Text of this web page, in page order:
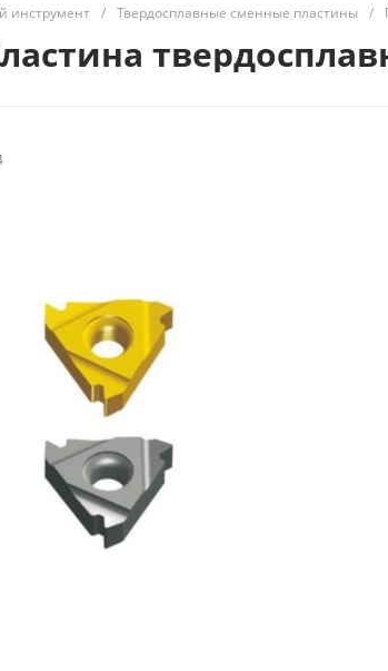
инструмент / Твердосплавные сменные пластины /